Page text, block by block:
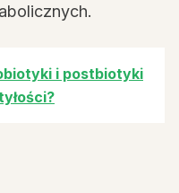
i postbiotyki